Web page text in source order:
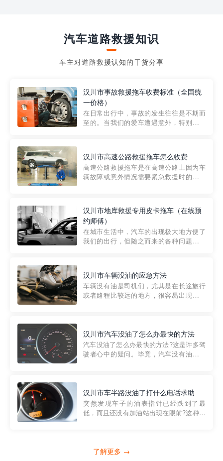
汽车道路救援知识
车主对道路救援认知的干货分享
汉川市事故救援拖车收费标准（全国统
一价格）
在日常出行中，事故的发生往往是不期而
至的。当我们的爱车遭遇意外，特别是在
细解析一下市区事故救援拖车的收费标
准，以及在选用拖车服务时应注...
汉川市高速公路救援拖车怎么收费
高速公路救援拖车是在高速公路上因为车
辆故障或意外情况需要紧急救援时的必备
路救援拖车的收费标准是由当地交通管理
部门制定的。起步价通...
汉川市地库救援专用皮卡拖车（在线预
约师傅）
在城市生活中，汽车的出现极大地方便了
我们的出行，但随之而来的各种问题也让
紧急情况下，我们需要一种高效可靠的救
援方式。而这时，地库救援专...
汉川市车辆没油的应急方法
车辆没有油是司机们，尤其是在长途旅行
或者路程比较远的地方，很容易出现这种
的送油师傅，解决没油的紧急情况。 首
先，让我们来了解一下穿...
汉川市汽车没油了怎么办最快的方法
汽车没油了怎么办最快的方法?这是许多驾
驶者心中的疑问。毕竟，汽车没有油就无
越者小程序是一款专门解决汽车没油问题
的在线服务平台。通过...
汉川市车半路没油了打什么电话求助
突然发现车子的油表指针已经跌到了最
低，而且还没有加油站出现在眼前?这种情
打4006363122请求送油人员来帮助你。
了解更多 →